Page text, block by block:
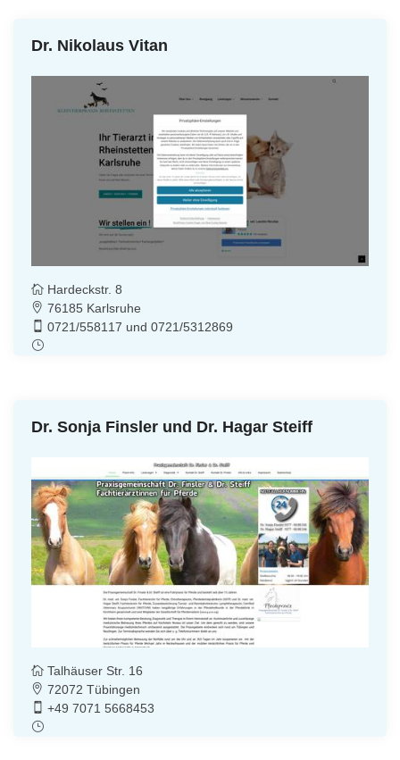
Dr. Nikolaus Vitan
Hardeckstr. 8
76185 Karlsruhe
0721/558117 und 0721/5312869
Dr. Sonja Finsler und Dr. Hagar Steiff
Talhäuser Str. 16
72072 Tübingen
+49 7071 5668453